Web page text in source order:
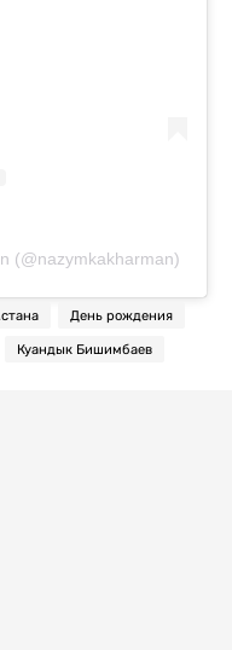
(@nazymkakharman)
День рождения
Куандык Бишимбаев